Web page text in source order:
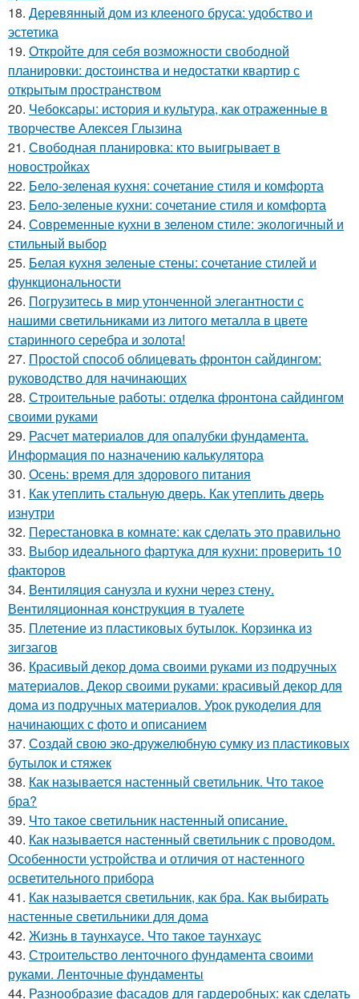
18. Деревянный дом из клееного бруса: удобство и
эстетика
19. Откройте для себя возможности свободной
планировки: достоинства и недостатки квартир с
открытым пространством
20. Чебоксары: история и культура, как отраженные в
творчестве Алексея Глызина
21. Свободная планировка: кто выигрывает в
новостройках
22. Бело-зеленая кухня: сочетание стиля и комфорта
23. Бело-зеленые кухни: сочетание стиля и комфорта
24. Современные кухни в зеленом стиле: экологичный и
стильный выбор
25. Белая кухня зеленые стены: сочетание стилей и
функциональности
26. Погрузитесь в мир утонченной элегантности с
нашими светильниками из литого металла в цвете
старинного серебра и золота!
27. Простой способ облицевать фронтон сайдингом:
руководство для начинающих
28. Строительные работы: отделка фронтона сайдингом
своими руками
29. Расчет материалов для опалубки фундамента.
Информация по назначению калькулятора
30. Осень: время для здорового питания
31. Как утеплить стальную дверь. Как утеплить дверь
изнутри
32. Перестановка в комнате: как сделать это правильно
33. Выбор идеального фартука для кухни: проверить 10
факторов
34. Вентиляция санузла и кухни через стену.
Вентиляционная конструкция в туалете
35. Плетение из пластиковых бутылок. Корзинка из
зигзагов
36. Красивый декор дома своими руками из подручных
материалов. Декор своими руками: красивый декор для
дома из подручных материалов. Урок рукоделия для
начинающих с фото и описанием
37. Создай свою эко-дружелюбную сумку из пластиковых
бутылок и стяжек
38. Как называется настенный светильник. Что такое
бра?
39. Что такое светильник настенный описание.
40. Как называется настенный светильник с проводом.
Особенности устройства и отличия от настенного
осветительного прибора
41. Как называется светильник, как бра. Как выбирать
настенные светильники для дома
42. Жизнь в таунхаусе. Что такое таунхаус
43. Строительство ленточного фундамента своими
руками. Ленточные фундаменты
44. Разнообразие фасадов для гардеробных: как сделать